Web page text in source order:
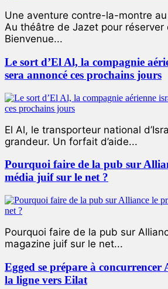
Une aventure contre-la-montre
Au théâtre de Jazet pour réserver
Bienvenue...
Le sort d’El Al, la compagnie
sera annoncé ces prochains jours
El Al, le transporteur national
grandeur. Un forfait d’aide...
Pourquoi faire de la pub sur
média juif sur le net ?
Pourquoi faire de la pub sur
magazine juif sur le net...
Egged se prépare à
la ligne vers Eilat